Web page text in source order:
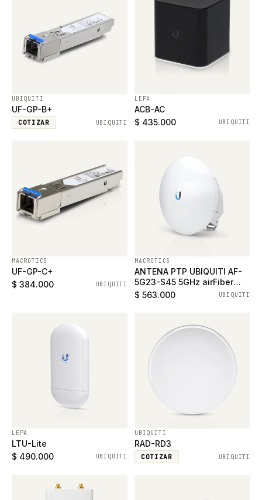
UBIQUITI
UF-GP-B+
COTIZAR UBIQUITI
LEPA
ACB-AC
$ 435.000
UBIQUITI
MACROTICS
UF-GP-C+
$ 384.000
UBIQUITI
MACROTICS
ANTENA PTP UBIQUITI AF-
5G23-S45 5GHz airFiber
Dish, 23dBi, Slant 45
$ 563.000 UBIQUITI
LEPA
LTU-Lite
$ 490.000
UBIQUITI
UBIQUITI
RAD-RD3
COTIZAR UBIQUITI